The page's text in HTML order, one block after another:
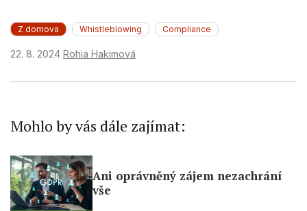
Z domova Whistleblowing Compliance
22. 8. 2024 Rohia Hakimová
Mohlo by vás dále zajímat:
Ani oprávněný zájem nezachrání
vše
sources
Develop and improve services
Use limited data to select content
IAB Special Features: